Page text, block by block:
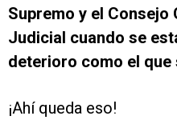
Supremo y el Consejo
Judicial cuando se
deterioro como el que
¡Ahí queda eso!